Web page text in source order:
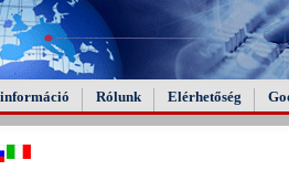
Rólunk Elérhetőség